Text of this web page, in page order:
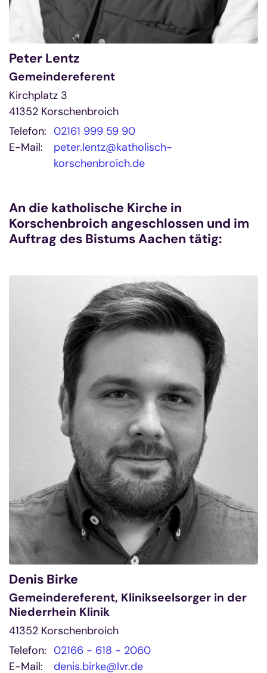
Peter Lentz
Gemeindereferent
Kirchplatz 3
41352 Korschenbroich
Telefon: 02161 999 59 90
E-Mail:
peter.lentz@katholisch-
korschenbroich.de
An die katholische Kirche in
Korschenbroich angeschlossen und im
Auftrag des Bistums Aachen tätig:
Denis Birke
Gemeindereferent, Klinikseelsorger in der
Niederrhein Klinik
41352 Korschenbroich
Telefon: 02166 - 618 - 2060
E-Mail:
denis.birke@lvr.de